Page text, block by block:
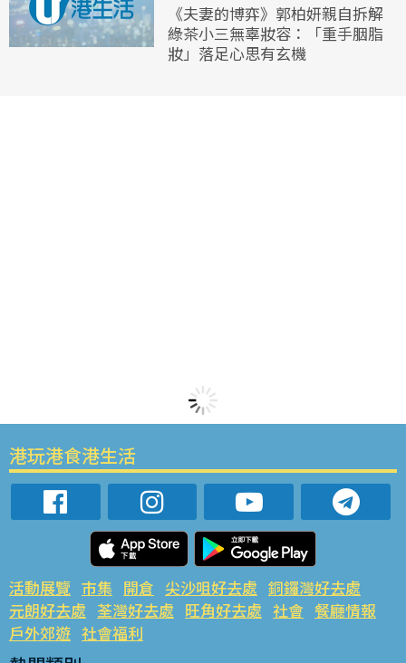
《夫妻的博弈》郭柏妍親自拆解
綠茶小三無辜妝容：「重手胭脂
妝」落足心思有玄機
港玩港食港生活
活動展覽 市集 開倉 尖沙咀好去處 銅鑼灣好去處
元朗好去處 荃灣好去處 旺角好去處 社會 餐廳情報
戶外郊遊 社會福利